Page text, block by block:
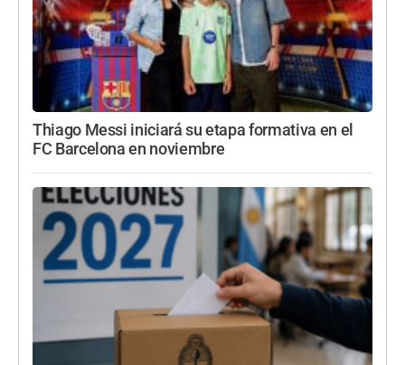
Thiago Messi iniciará su etapa formativa en el
FC Barcelona en noviembre